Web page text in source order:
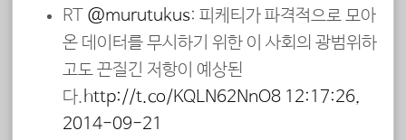
RT @murutukus: 피케티가 파격적으로 모아
온 데이터를 무시하기 위한 이 사회의 광범위하
고도 끈질긴 저항이 예상된
다.http://t.co/KQLN62NnO8 12:17:26,
2014-09-21